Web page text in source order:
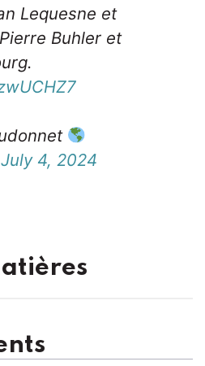
Lequesne et
Buhler et
July 4, 2024